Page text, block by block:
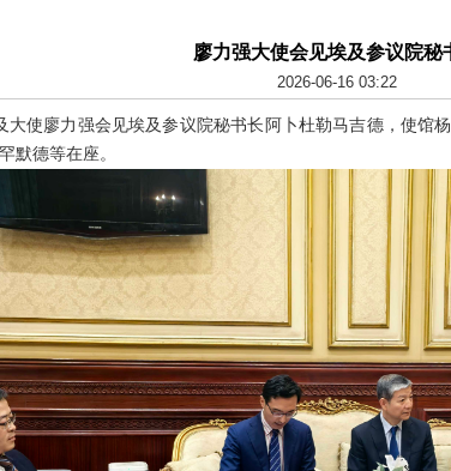
廖力强大使会见埃及参议院秘
2026-06-16 03:22
大使廖力强会见埃及参议院秘书长阿卜杜勒马吉德，使馆
默德等在座。